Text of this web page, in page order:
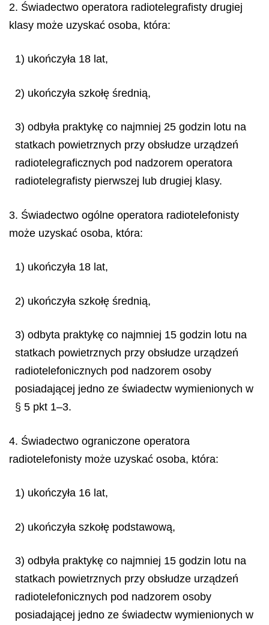
2. Świadectwo operatora radiotelegrafisty drugiej
klasy może uzyskać osoba, która:
1) ukończyła 18 lat,
2) ukończyła szkołę średnią,
3) odbyła praktykę co najmniej 25 godzin lotu na
statkach powietrznych przy obsłudze urządzeń
radiotelegraficznych pod nadzorem operatora
radiotelegrafisty pierwszej lub drugiej klasy.
3. Świadectwo ogólne operatora radiotelefonisty
może uzyskać osoba, która:
1) ukończyła 18 lat,
2) ukończyła szkołę średnią,
3) odbyta praktykę co najmniej 15 godzin lotu na
statkach powietrznych przy obsłudze urządzeń
radiotelefonicznych pod nadzorem osoby
posiadającej jedno ze świadectw wymienionych w
§ 5 pkt 1–3.
4. Świadectwo ograniczone operatora
radiotelefonisty może uzyskać osoba, która:
1) ukończyła 16 lat,
2) ukończyła szkołę podstawową,
3) odbyła praktykę co najmniej 15 godzin lotu na
statkach powietrznych przy obsłudze urządzeń
radiotelefonicznych pod nadzorem osoby
posiadającej jedno ze świadectw wymienionych w